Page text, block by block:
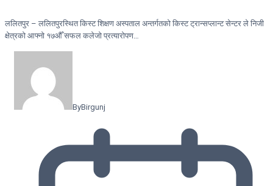
ललितपुर – ललितपुरस्थित किस्ट शिक्षण अस्पताल अन्तर्गतको किस्ट ट्रान्सप्लान्ट सेन्टर ले निजी
क्षेत्रको आफ्नो १७औँ सफल कलेजो प्रत्यारोपण…
ByBirgunj